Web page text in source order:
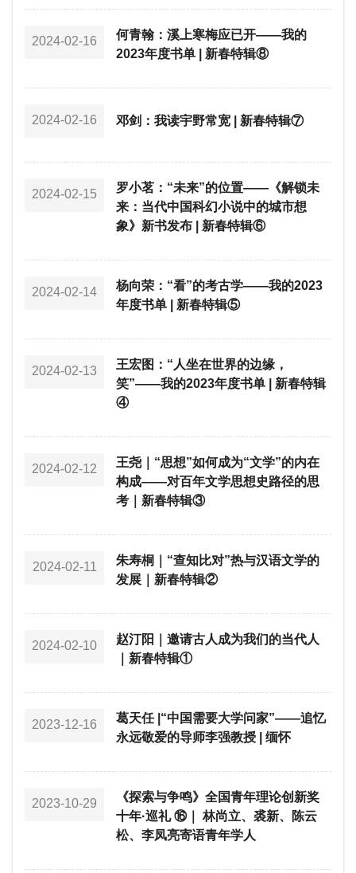
2024-02-16
何青翰：溪上寒梅应已开——我的
2023年度书单 | 新春特辑⑧
2024-02-16 邓剑：我读宇野常宽 | 新春特辑⑦
2024-02-15
罗小茗：“未来”的位置——《解锁未
来：当代中国科幻小说中的城市想
象》新书发布 | 新春特辑⑥
2024-02-14
杨向荣：“看”的考古学——我的2023
年度书单 | 新春特辑⑤
2024-02-13
王宏图：“人坐在世界的边缘，
笑”——我的2023年度书单 | 新春特辑
④
2024-02-12
王尧｜“思想”如何成为“文学”的内在
构成——对百年文学思想史路径的思
考｜新春特辑③
2024-02-11
朱寿桐｜“查知比对”热与汉语文学的
发展｜新春特辑②
2024-02-10
赵汀阳｜邀请古人成为我们的当代人
｜新春特辑①
2023-12-16
葛天任 |“中国需要大学问家”——追忆
永远敬爱的导师李强教授 | 缅怀
2023-10-29
《探索与争鸣》全国青年理论创新奖
十年·巡礼 ⑯｜ 林尚立、裘新、陈云
松、李凤亮寄语青年学人